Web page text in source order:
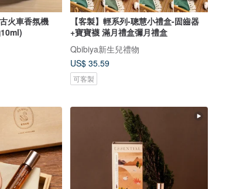
火車香氛機
【客製】輕系列-聰慧小禮盒-固齒器
+寶寶襪 滿月禮盒彌月禮盒
Qbibiya新生兒禮物
US$ 35.59
可客製